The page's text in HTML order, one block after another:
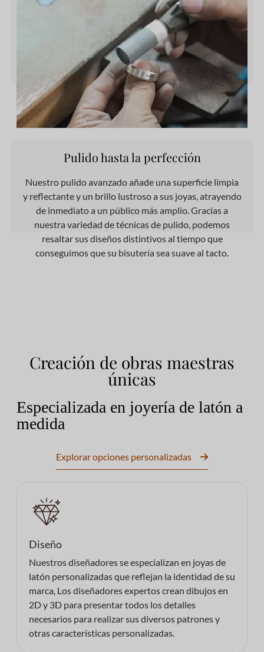
Pulido hasta la perfección
Nuestro pulido avanzado añade una superficie limpia
y reflectante y un brillo lustroso a sus joyas, atrayendo
de inmediato a un público más amplio. Gracias a
nuestra variedad de técnicas de pulido, podemos
resaltar sus diseños distintivos al tiempo que
conseguimos que su bisutería sea suave al tacto.
Creación de obras maestras
únicas
Especializada en joyería de latón a
medida
Explorar opciones personalizadas
Diseño
Nuestros diseñadores se especializan en joyas de
latón personalizadas que reflejan la identidad de su
marca, Los diseñadores expertos crean dibujos en
2D y 3D para presentar todos los detalles
necesarios para realizar sus diversos patrones y
otras características personalizadas.